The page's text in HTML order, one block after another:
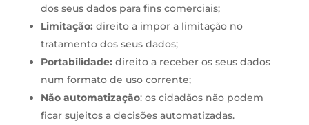
dos seus dados para fins comerciais;
Limitação: direito a impor a limitação no
tratamento dos seus dados;
Portabilidade: direito a receber os seus dados
num formato de uso corrente;
Não automatização: os cidadãos não podem
ficar sujeitos a decisões automatizadas.